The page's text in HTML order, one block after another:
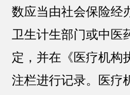
数应当由社会保险经
卫生计生部门或中医
定，并在《医疗机构
注栏进行记录。医疗